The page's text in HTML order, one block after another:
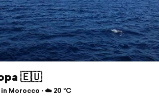
🇪🇺
Morocco ⋅ ☁️ 20 °C